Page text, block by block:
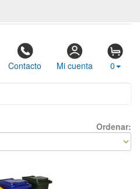
Contacto Mi cuenta 0
Ordenar: